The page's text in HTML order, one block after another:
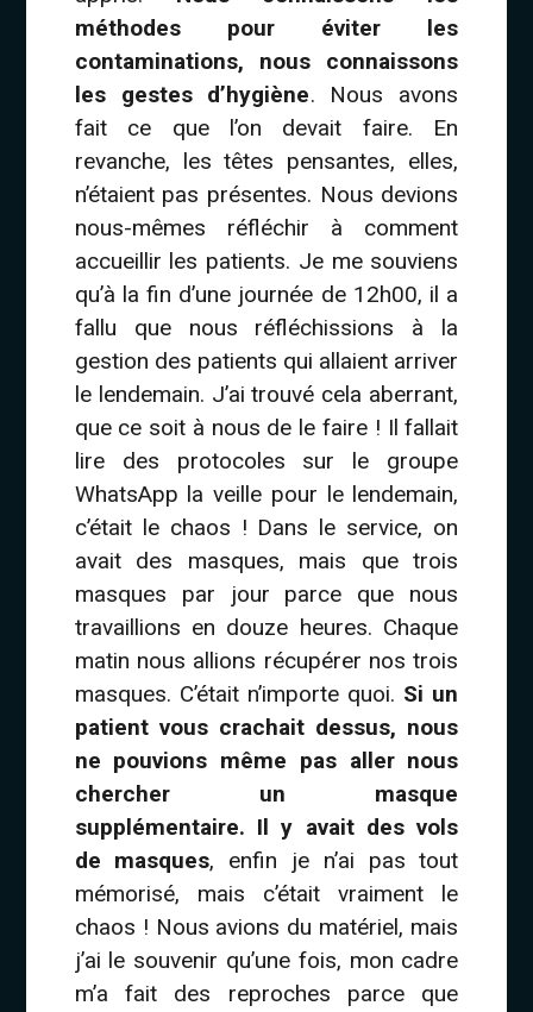
méthodes pour éviter les
contaminations, nous connaissons
les gestes d’hygiène. Nous avons
fait ce que l’on devait faire. En
revanche, les têtes pensantes, elles,
n’étaient pas présentes. Nous devions
nous-mêmes réfléchir à comment
accueillir les patients. Je me souviens
qu’à la fin d’une journée de 12h00, il a
fallu que nous réfléchissions à la
gestion des patients qui allaient arriver
le lendemain. J’ai trouvé cela aberrant,
que ce soit à nous de le faire ! Il fallait
lire des protocoles sur le groupe
WhatsApp la veille pour le lendemain,
c’était le chaos ! Dans le service, on
avait des masques, mais que trois
masques par jour parce que nous
travaillions en douze heures. Chaque
matin nous allions récupérer nos trois
masques. C’était n’importe quoi. Si un
patient vous crachait dessus, nous
ne pouvions même pas aller nous
chercher un masque
supplémentaire. Il y avait des vols
de masques, enfin je n’ai pas tout
mémorisé, mais c’était vraiment le
chaos ! Nous avions du matériel, mais
j’ai le souvenir qu’une fois, mon cadre
m’a fait des reproches parce que